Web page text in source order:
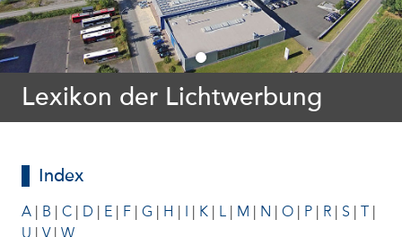
Lexikon der Lichtwerbung
Index
A | B | C | D | E | F | G | H | I | K | L | M | N | O | P | R | S | T |
U | V| W